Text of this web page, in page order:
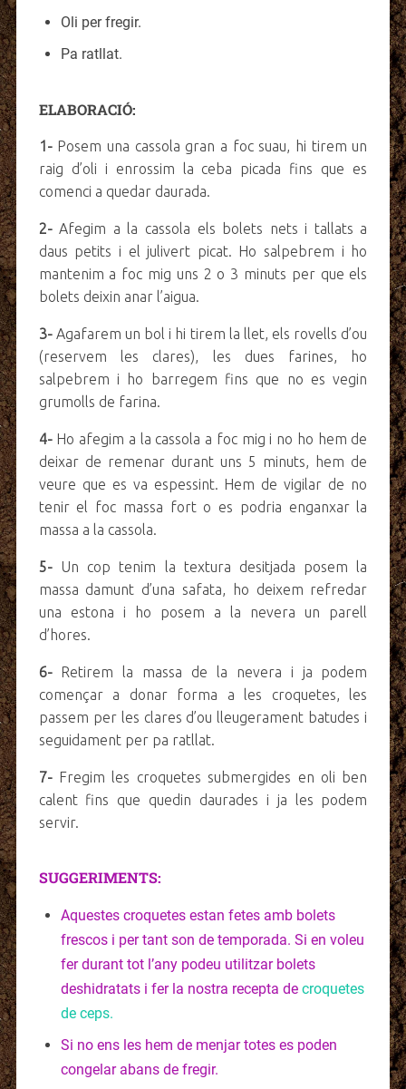
Oli per fregir.
Pa ratllat.
ELABORACIÓ:
1-Posem una cassola gran a foc suau, hi tirem un
raig d’oli i enrossim la ceba picada fins que es
comenci a quedar daurada.
2-Afegim a la cassola els bolets nets i tallats a
daus petits i el julivert picat. Ho salpebrem i ho
mantenim a foc mig uns 2 o 3 minuts per que els
bolets deixin anar l’aigua.
3-Agafarem un bol i hi tirem la llet, els rovells d’ou
(reservem les clares), les dues farines, ho
salpebrem i ho barregem fins que no es vegin
grumolls de farina.
4-Ho afegim a la cassola a foc mig i no ho hem de
deixar de remenar durant uns 5 minuts, hem de
veure que es va espessint. Hem de vigilar de no
tenir el foc massa fort o es podria enganxar la
massa a la cassola.
5-Un cop tenim la textura desitjada posem la
massa damunt d’una safata, ho deixem refredar
una estona i ho posem a la nevera un parell
d’hores.
6-Retirem la massa de la nevera i ja podem
començar a donar forma a les croquetes, les
passem per les clares d’ou lleugerament batudes i
seguidament per pa ratllat.
7-Fregim les croquetes submergides en oli ben
calent fins que quedin daurades i ja les podem
servir.
SUGGERIMENTS:
Aquestes croquetes estan fetes amb bolets
frescos i per tant son de temporada. Si en voleu
fer durant tot l’any podeu utilitzar bolets
deshidratats i fer la nostra recepta de croquetes
de ceps.
Si no ens les hem de menjar totes es poden
congelar abans de fregir.